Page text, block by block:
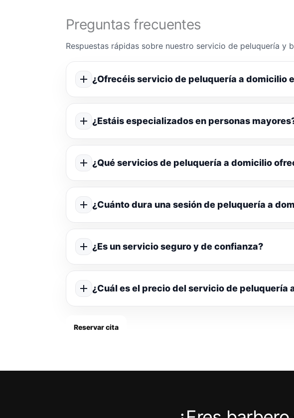
Preguntas frecuentes
Respuestas rápidas sobre nuestro servicio de peluquería y
¿Ofrecéis servicio de peluquería a domicilio
¿Estáis especializados en personas
¿Qué servicios de peluquería a domicilio
¿Cuánto dura una sesión de peluquería a
¿Es un servicio seguro y de confianza?
¿Cuál es el precio del servicio de peluquería
Reservar cita